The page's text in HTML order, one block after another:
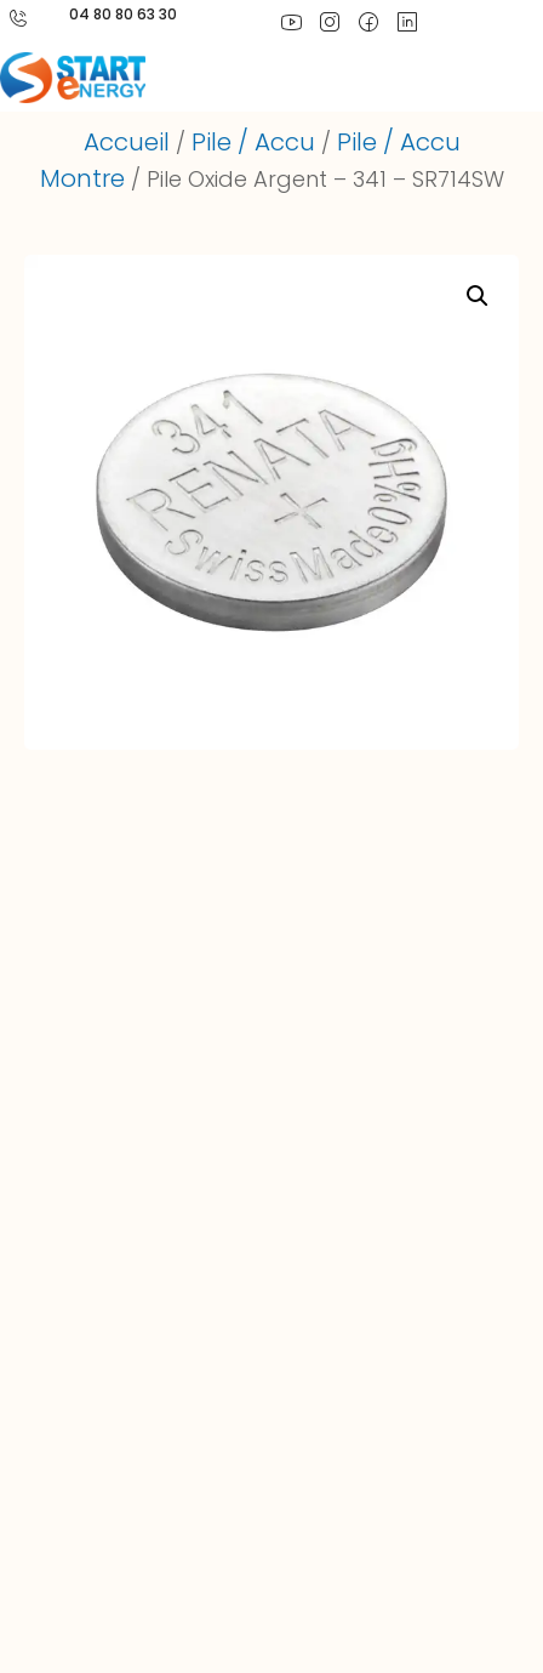
04 80 80 63 30
Accueil / Pile / Accu / Pile / Accu
Montre/ Pile Oxide Argent – 341 – SR714SW